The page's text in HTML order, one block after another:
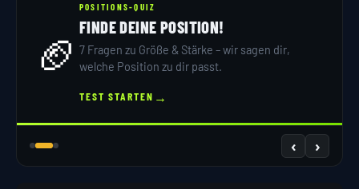
🏈
POSITIONS-QUIZ
FINDE DEINE POSITION!
7 Fragen zu Größe & Stärke – wir sagen dir,
welche Position zu dir passt.
TEST STARTEN →
‹ ›